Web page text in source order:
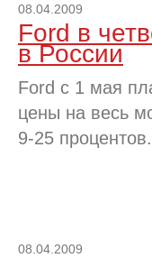
08.04.2009
Ford в
в России
Ford с 1 мая
цены на весь
9-25 процентов.
08.04.2009